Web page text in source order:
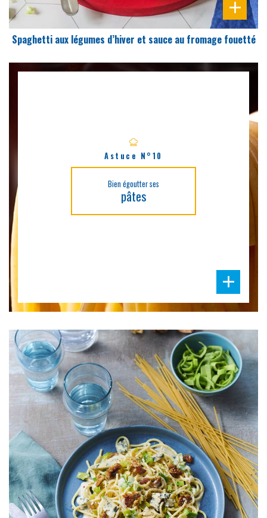
Spaghetti aux légumes d’hiver et sauce au fromage fouetté
Astuce N°10
Bien égoutter ses
pâtes
DIFFICULTÉ
PRÉPARATION
15 Min